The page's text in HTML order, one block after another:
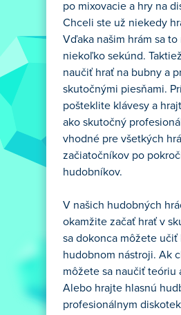
po mixovacie a hry na
Chceli ste už niekedy
Vďaka našim hrám sa
niekoľko sekúnd.
naučiť hrať na bubny a
skutočnými piesňami.
pošteklite klávesy a
ako skutočný
vhodné pre všetkých
začiatočníkov po
hudobníkov.
V našich hudobných
okamžite začať hrať v
sa dokonca môžete učiť
hudobnom nástroji. Ak
môžete sa naučiť teóriu
Alebo hrajte hlasnú
profesionálnym